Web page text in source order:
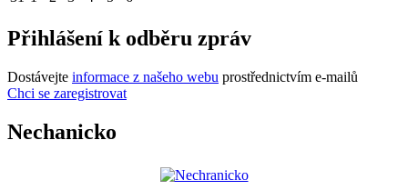
Přihlášení k odběru zpráv
Dostávejte informace z našeho webu prostřednictvím e-mailů
Chci se zaregistrovat
Nechanicko